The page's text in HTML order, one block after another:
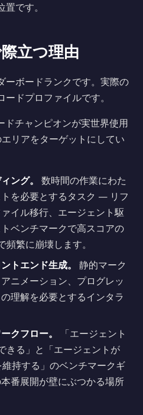
です。
立つ理由
ーボードランクです。実際の
ドプロファイルです。
チャンピオンが実世界使用
リアをターゲットにしてい
ング。
数時間の作業にわた
を必要とするタスク — リフ
イル移行、エージェント駆
ベンチマークで高スコアの
繁に崩壊します。
トエンド生成。
静的マーク
ニメーション、プログレッ
理解を必要とするインタラ
クフロー。
「エージェント
きる」と「エージェントが
持する」のベンチマークギ
番展開が壁にぶつかる場所